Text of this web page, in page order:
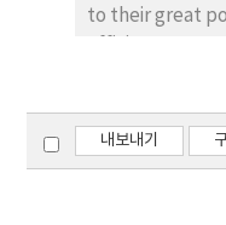
to their great
Especially,
electrolyte
practical
내보내기